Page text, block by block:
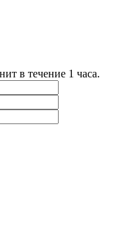
в течение 1 часа.